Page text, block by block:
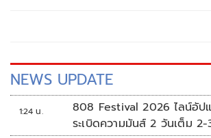
NEWS UPDATE
1:24 น.
808 Festival 2026 ไลน์อัป
ระเบิดความมันส์ 2 วันเต็ม